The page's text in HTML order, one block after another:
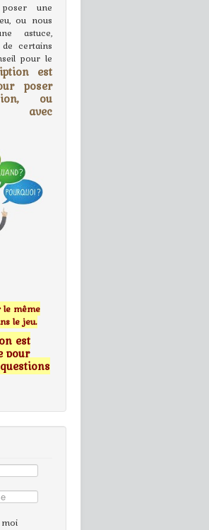
une
ou nous
astuce,
certains
pour le
est
poser
ou
avec
même
le jeu.
est
pour
moi